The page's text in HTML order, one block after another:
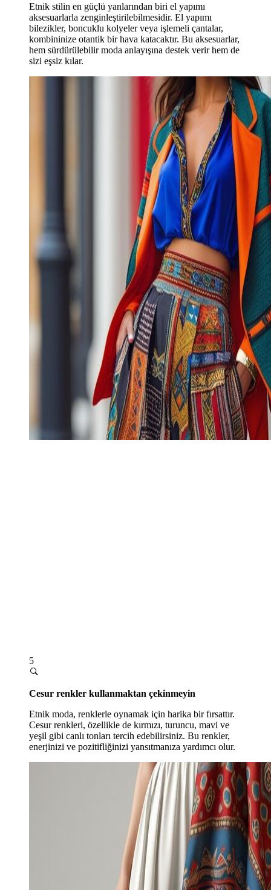
Etnik stilin en güçlü yanlarından biri el yapımı
aksesuarlarla zenginleştirilebilmesidir. El yapımı
bilezikler, boncuklu kolyeler veya işlemeli çantalar,
kombininize otantik bir hava katacaktır. Bu aksesuarlar,
hem sürdürülebilir moda anlayışına destek verir hem de
sizi eşsiz kılar.
5
Cesur renkler kullanmaktan çekinmeyin
Etnik moda, renklerle oynamak için harika bir fırsattır.
Cesur renkleri, özellikle de kırmızı, turuncu, mavi ve
yeşil gibi canlı tonları tercih edebilirsiniz. Bu renkler,
enerjinizi ve pozitifliğinizi yansıtmanıza yardımcı olur.